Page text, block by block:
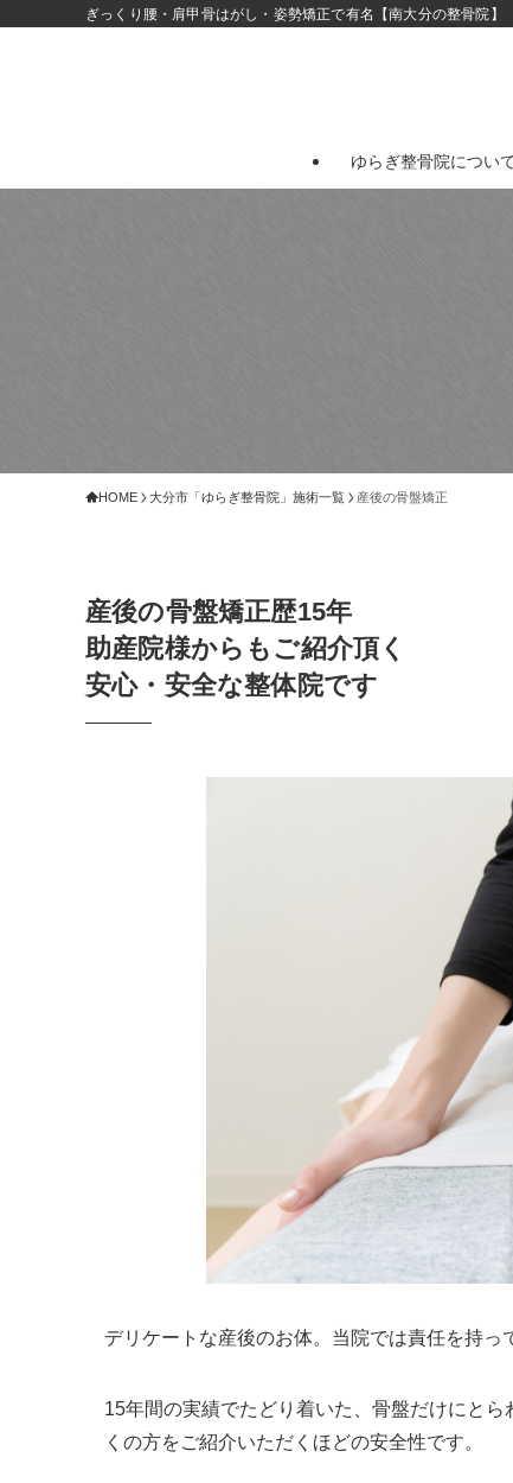
ぎっくり腰・肩甲骨はがし・姿勢矯正で有名【南大分の整骨院】
ゆらぎ整骨院につい
HOME 大分市「ゆらぎ整骨院」施術一覧 産後の骨盤矯正
産後の骨盤矯正歴15年
助産院様からもご紹介頂く
安心・安全な整体院です
デリケートな産後のお体。当院では責任を持っ
15年間の実績でたどり着いた、骨盤だけにと
くの方をご紹介いただくほどの安全性です。